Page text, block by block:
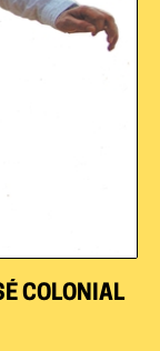
COLONIAL